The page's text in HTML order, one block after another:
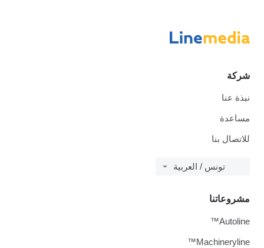
شركة
نبذة عنا
مساعدة
للاتصال بنا
تونس / العربية
مشروعاتنا
Autoline™
Machineryline™